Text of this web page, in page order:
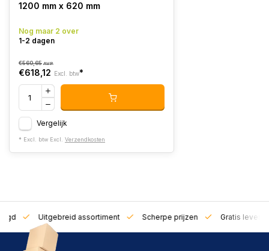
1200 mm x 620 mm
Nog maar 2 over
1-2 dagen
€560,65 AVP
€618,12 Excl. btw*
Vergelijk
* Excl. btw Excl. Verzendkosten
Uitgebreid assortiment Scherpe prijzen Gratis